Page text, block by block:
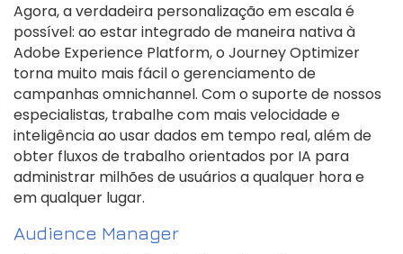
Agora, a verdadeira personalização em escala é
possível: ao estar integrado de maneira nativa à
Adobe Experience Platform, o Journey Optimizer
torna muito mais fácil o gerenciamento de
campanhas omnichannel. Com o suporte de nossos
especialistas, trabalhe com mais velocidade e
inteligência ao usar dados em tempo real, além de
obter fluxos de trabalho orientados por IA para
administrar milhões de usuários a qualquer hora e
em qualquer lugar.
Audience Manager